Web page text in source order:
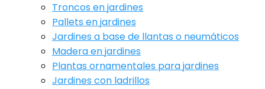
Troncos en jardines
Pallets en jardines
Jardines a base de llantas o neumáticos
Madera en jardines
Plantas ornamentales para jardines
Jardines con ladrillos